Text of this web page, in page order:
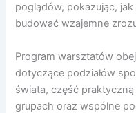
poglądów, pokazując,
budować wzajemne
Program warsztatów
dotyczące podziałów
świata, część
grupach oraz wspólne